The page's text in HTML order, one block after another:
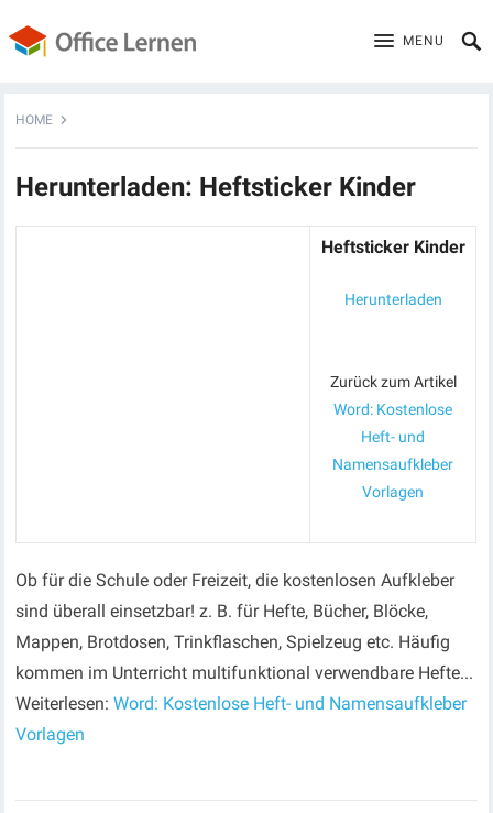
MENU
HOME
Herunterladen: Heftsticker Kinder
Heftsticker Kinder
Herunterladen
Zurück zum Artikel
Word: Kostenlose
Heft- und
Namensaufkleber
Vorlagen
Ob für die Schule oder Freizeit, die kostenlosen Aufkleber
sind überall einsetzbar! z. B. für Hefte, Bücher, Blöcke,
Mappen, Brotdosen, Trinkflaschen, Spielzeug etc. Häufig
kommen im Unterricht multifunktional verwendbare Hefte...
Weiterlesen:Word: Kostenlose Heft- und Namensaufkleber
Vorlagen